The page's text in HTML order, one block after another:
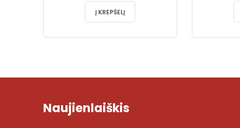
Į KREPŠELĮ
Naujienlaiškis